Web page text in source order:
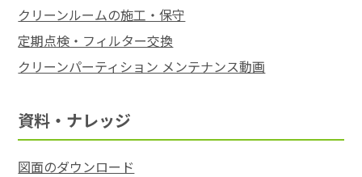
クリーンルームの施工・保守
定期点検・フィルター交換
クリーンパーティション メンテナンス動画
資料・ナレッジ
図面のダウンロード